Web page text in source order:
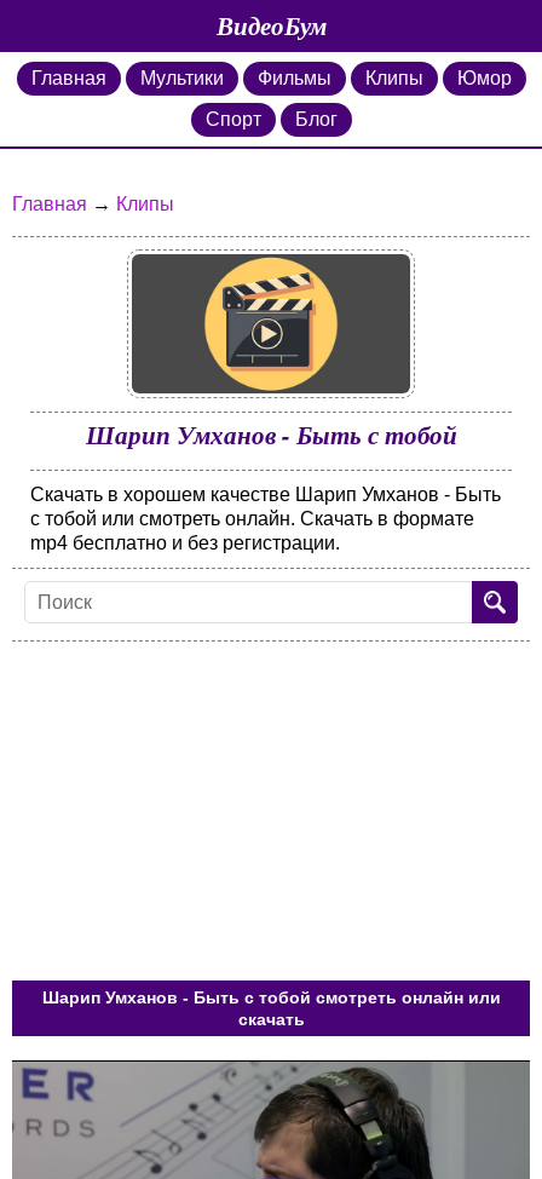
ВидеоБум
Главная Мультики Фильмы Клипы
Юмор
Спорт
Блог
Главная → Клипы
Шарип Умханов - Быть с тобой
Скачать в хорошем качестве Шарип Умханов - Быть
с тобой или смотреть онлайн. Скачать в формате
mp4 бесплатно и без регистрации.
Шарип Умханов - Быть с тобой смотреть онлайн или
скачать